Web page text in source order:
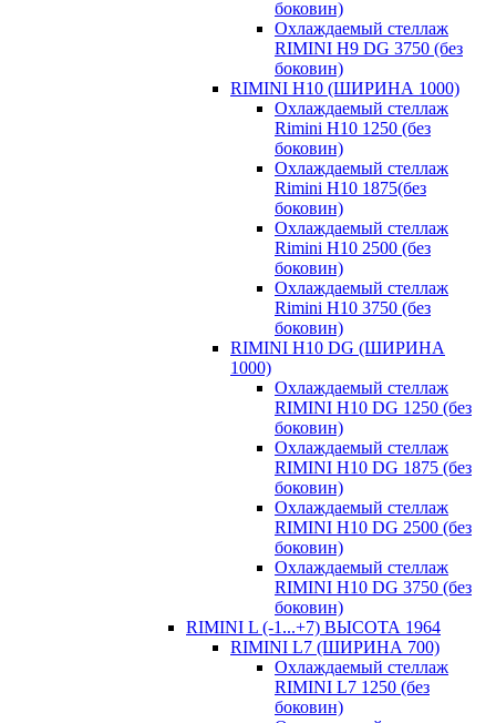
боковин)
Охлаждаемый стеллаж
RIMINI H9 DG 3750 (без
боковин)
RIMINI H10 (ШИРИНА 1000)
Охлаждаемый стеллаж
Rimini H10 1250 (без
боковин)
Охлаждаемый стеллаж
Rimini H10 1875(без
боковин)
Охлаждаемый стеллаж
Rimini H10 2500 (без
боковин)
Охлаждаемый стеллаж
Rimini H10 3750 (без
боковин)
RIMINI H10 DG (ШИРИНА
1000)
Охлаждаемый стеллаж
RIMINI H10 DG 1250 (без
боковин)
Охлаждаемый стеллаж
RIMINI H10 DG 1875 (без
боковин)
Охлаждаемый стеллаж
RIMINI H10 DG 2500 (без
боковин)
Охлаждаемый стеллаж
RIMINI H10 DG 3750 (без
боковин)
RIMINI L (-1...+7) ВЫСОТА 1964
RIMINI L7 (ШИРИНА 700)
Охлаждаемый стеллаж
RIMINI L7 1250 (без
боковин)